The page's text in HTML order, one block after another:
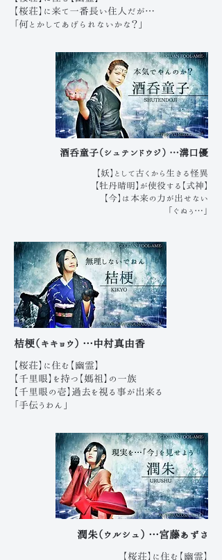
【桜荘】に来て一番長い住人だが…
「何とかしてあげられないかな？」
酒呑童子（シュテンドウジ） …溝口優
【妖】として古くから生きる怪異
【牡丹晴明】が使役する【式神】
【今】は本来の力が出せない
「ぐぬぅ…」
桔梗（キキョウ） …中村真由香
【桜荘】に住む【幽霊】
【千里眼】を持つ【媽祖】の一族
【千里眼の壱】過去を視る事が出来る
「手伝うわん」
潤朱（ウルシュ） …宮藤あずさ
【桜荘】に住む【幽霊】